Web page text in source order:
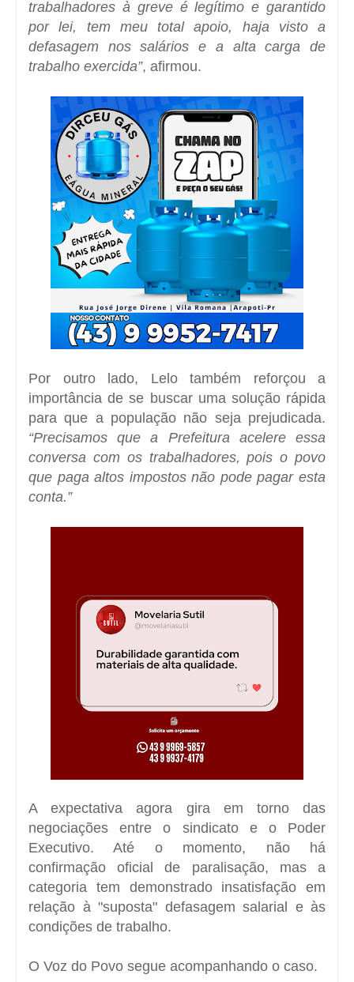
trabalhadores à greve é legítimo e garantido
por lei, tem meu total apoio, haja visto a
defasagem nos salários e a alta carga de
trabalho exercida”, afirmou.
Por outro lado, Lelo também reforçou a
importância de se buscar uma solução rápida
para que a população não seja prejudicada.
“Precisamos que a Prefeitura acelere essa
conversa com os trabalhadores, pois o povo
que paga altos impostos não pode pagar esta
conta.”
A expectativa agora gira em torno das
negociações entre o sindicato e o Poder
Executivo. Até o momento, não há
confirmação oficial de paralisação, mas a
categoria tem demonstrado insatisfação em
relação à "suposta" defasagem salarial e às
condições de trabalho.
O Voz do Povo segue acompanhando o caso.